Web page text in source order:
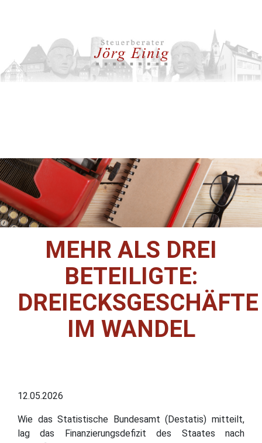
MEHR ALS DREI
BETEILIGTE:
DREIECKSGESCHÄFTE
IM WANDEL
12.05.2026
Wie das Statistische Bundesamt (Destatis) mitteilt,
lag das Finanzierungsdefizit des Staates nach